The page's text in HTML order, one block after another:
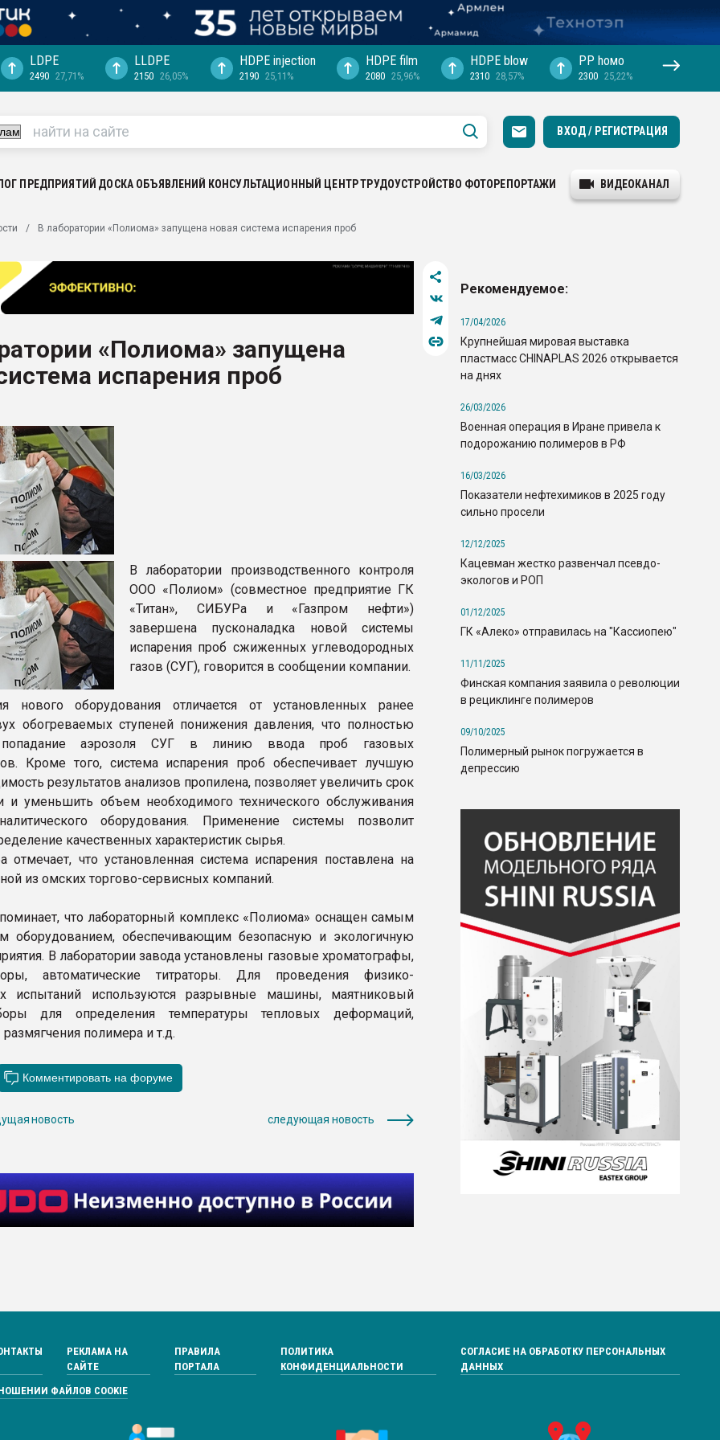
выходит на
рынке
ПЭТ
LDPE
2490 27,71%
LLDPE
2150 26,05%
HDPE injection
2190 25,11%
HDPE film
2080 25,96%
HDPE blow
2310 28,57%
PP hомо
2300 25,22%
ВХОД / РЕГИСТРАЦИЯ
ПРЕДПРИЯТИЙ ДОСКА ОБЪЯВЛЕНИЙ КОНСУЛЬТАЦИОННЫЙ ЦЕНТРТРУДОУСТРОЙСТВО ФОТОРЕПОРТАЖИ ВИДЕОКАНАЛ
В лаборатории «Полиома» запущена новая система испарения проб
«Полиома» запущена
испарения проб
В лаборатории производственного контроля
ООО «Полиом» (совместное предприятие ГК
«Титан», СИБУРа и «Газпром нефти»)
завершена пусконаладка новой системы
испарения проб сжиженных углеводородных
газов (СУГ), говорится в сообщении компании.
нового оборудования отличается от установленных ранее
обогреваемых ступеней понижения давления, что полностью
попадание аэрозоля СУГ в линию ввода проб газовых
Кроме того, система испарения проб обеспечивает лучшую
результатов анализов пропилена, позволяет увеличить срок
и уменьшить объем необходимого технического обслуживания
оборудования. Применение системы позволит
качественных характеристик сырья.
отмечает, что установленная система испарения поставлена на
из омских торгово-сервисных компаний.
что лабораторный комплекс «Полиома» оснащен самым
оборудованием, обеспечивающим безопасную и экологичную
В лаборатории завода установлены газовые хроматографы,
автоматические титраторы. Для проведения физико-
испытаний используются разрывные машины, маятниковый
для определения температуры тепловых деформаций,
полимера и т.д.
новость следующая новость
Рекомендуемое:
17/04/2026
Крупнейшая мировая выставка
пластмасс CHINAPLAS 2026 открывается
на днях
26/03/2026
Военная операция в Иране привела к
подорожанию полимеров в РФ
16/03/2026
Показатели нефтехимиков в 2025 году
сильно просели
12/12/2025
Кацевман жестко развенчал псевдо-
экологов и РОП
01/12/2025
ГК «Алеко» отправилась на "Кассиопею"
11/11/2025
Финская компания заявила о революции
в рециклинге полимеров
09/10/2025
Полимерный рынок погружается в
депрессию
РЕКЛАМА НА
САЙТЕ
ПРАВИЛА
ПОРТАЛА
ПОЛИТИКА
КОНФИДЕНЦИАЛЬНОСТИ
СОГЛАСИЕ НА ОБРАБОТКУ ПЕРСОНАЛЬНЫХ
ДАННЫХ
ФАЙЛОВ COOKIE